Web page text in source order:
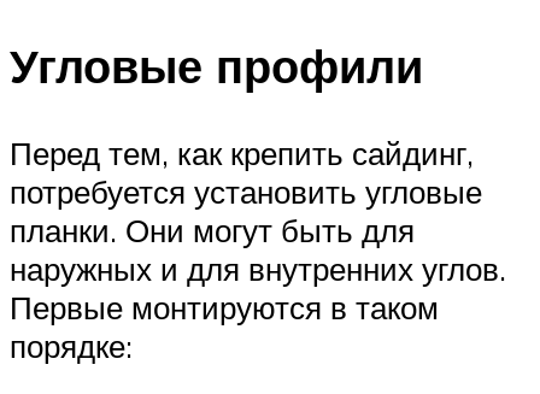
Угловые профили
Перед тем, как крепить сайдинг,
потребуется установить угловые
планки. Они могут быть для
наружных и для внутренних углов.
Первые монтируются в таком
порядке: